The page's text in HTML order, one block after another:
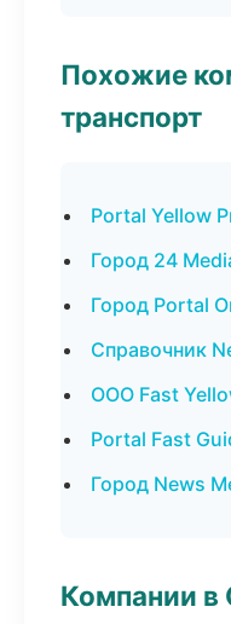
Похожие
транспорт
Portal Yellow
Город 24
Город Portal
Справочник
ООО Fast
Portal Fast
Город News
Компании в